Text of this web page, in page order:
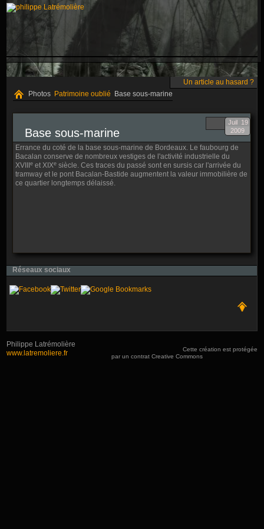
Un article au hasard ?
Photos Patrimoine oublié Base sous-marine
Base sous-marine
19
Juil
2009
Errance du coté de la base sous-marine de Bordeaux. Le faubourg de
Bacalan conserve de nombreux vestiges de l'activité industrielle du
XVIIIe et XIXe siècle. Ces traces du passé sont en sursis car l'arrivée du
tramway et le pont Bacalan-Bastide augmentent la valeur immobilière de
ce quartier longtemps délaissé.
Réseaux sociaux
Philippe Latrémolière
www.latremoliere.fr
Cette création est protégée
par un contrat Creative Commons